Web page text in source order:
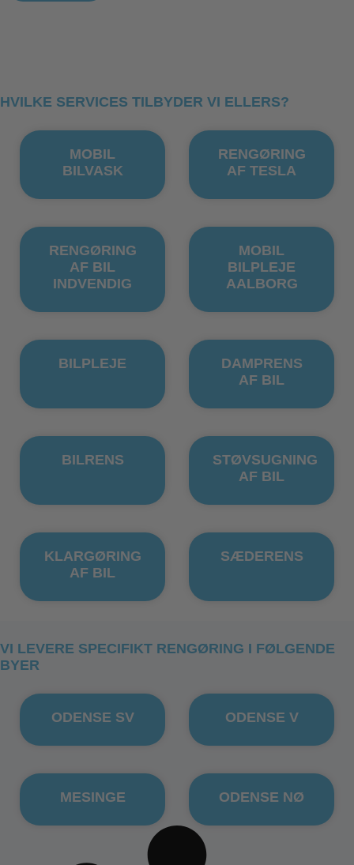
HVILKE SERVICES TILBYDER VI ELLERS?
MOBIL
BILVASK
RENGØRING
AF TESLA
RENGØRING
AF BIL
INDVENDIG
MOBIL
BILPLEJE
AALBORG
BILPLEJE
DAMPRENS
AF BIL
BILRENS
STØVSUGNING
AF BIL
KLARGØRING
AF BIL
SÆDERENS
VI LEVERE SPECIFIKT RENGØRING I FØLGENDE
BYER
ODENSE SV ODENSE V
MESINGE ODENSE NØ